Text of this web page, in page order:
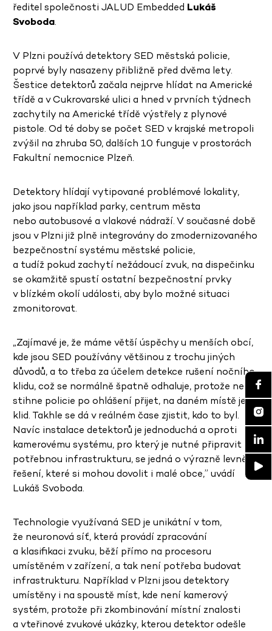
ředitel společnosti JALUD Embedded Lukáš
Svoboda.
V Plzni používá detektory SED městská policie,
poprvé byly nasazeny přibližně před dvěma lety.
Šestice detektorů začala nejprve hlídat na Americké
třídě a v Cukrovarské ulici a hned v prvních týdnech
zachytily na Americké třídě výstřely z plynové
pistole. Od té doby se počet SED v krajské metropoli
zvýšil na zhruba 50, dalších 10 funguje v prostorách
Fakultní nemocnice Plzeň.
Detektory hlídají vytipované problémové lokality,
jako jsou například parky, centrum města
nebo autobusové a vlakové nádraží. V současné době
jsou v Plzni již plně integrovány do zmodernizovaného
bezpečnostní systému městské policie,
a tudíž pokud zachytí nežádoucí zvuk, na dispečinku
se okamžitě spustí ostatní bezpečnostní prvky
v blízkém okolí události, aby bylo možné situaci
zmonitorovat.
„Zajímavé je, že máme větší úspěchy u menších obcí,
kde jsou SED používány většinou z trochu jiných
důvodů, a to třeba za účelem detekce rušení nočního
klidu, což se normálně špatně odhaluje, protože než
stihne policie po ohlášení přijet, na daném místě je
klid. Takhle se dá v reálném čase zjistit, kdo to byl.
Navíc instalace detektorů je jednoduchá a oproti
kamerovému systému, pro který je nutné připravit
potřebnou infrastrukturu, se jedná o výrazně levnější
řešení, které si mohou dovolit i malé obce,” uvádí
Lukáš Svoboda.
Technologie využívaná SED je unikátní v tom,
že neuronová síť, která provádí zpracování
a klasifikaci zvuku, běží přímo na procesoru
umístěném v zařízení, a tak není potřeba budovat
infrastrukturu. Například v Plzni jsou detektory
umístěny i na spoustě míst, kde není kamerový
systém, protože při zkombinování místní znalosti
a vteřinové zvukové ukázky, kterou detektor odešle